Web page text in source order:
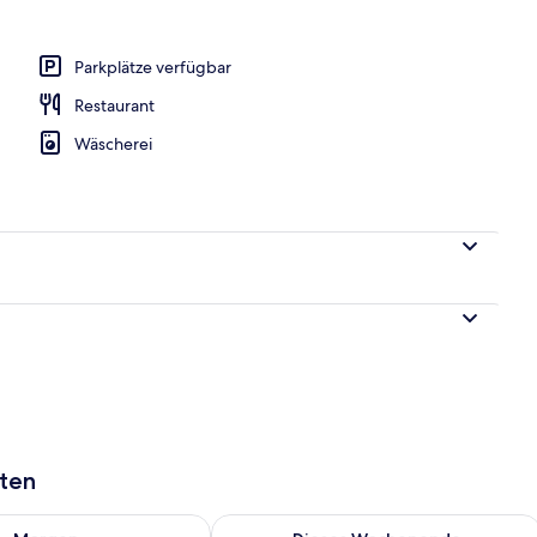
Parkplätze verfügbar
Restaurant
Wäscherei
Aug. 9. für morgen, Aug. 9 - Aug. 10.
Überprüfe die Verfügbarkeit für